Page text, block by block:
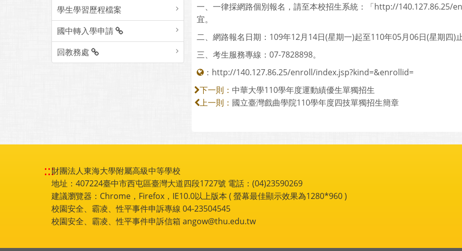
學生學習歷程檔案
國中轉入學申請
回教務處
一、一律採網路個別報名，請至本校招生系統：「http://
宜。
二、網路報名日期：109年12月14日(星期一)起至110年05月06日(星期四)止
三、考生服務專線：07-7828898。
： http://140.127.86.25/enroll/index.jsp?kind=&enrollid=
下一則： 中華大學110學年度運動績優生單獨招生
上一則： 國立臺灣戲曲學院110學年度四技單獨招生簡章
:::財團法人東海大學附屬高級中等學校
地址：407224臺中市西屯區臺灣大道四段1727號 電話：(04)23590269
建議瀏覽器：Chrome，Firefox，IE10.0以上版本 ( 螢幕最佳顯示效果為1280*960 )
校園安全、霸凌、性平事件申訴專線 04-23504545
校園安全、霸凌、性平事件申訴信箱 angow@thu.edu.tw